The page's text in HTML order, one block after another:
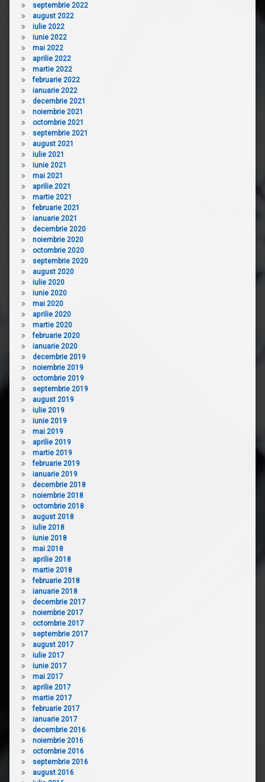
septembrie 2022
august 2022
iulie 2022
iunie 2022
mai 2022
aprilie 2022
martie 2022
februarie 2022
ianuarie 2022
decembrie 2021
noiembrie 2021
octombrie 2021
septembrie 2021
august 2021
iulie 2021
iunie 2021
mai 2021
aprilie 2021
martie 2021
februarie 2021
ianuarie 2021
decembrie 2020
noiembrie 2020
octombrie 2020
septembrie 2020
august 2020
iulie 2020
iunie 2020
mai 2020
aprilie 2020
martie 2020
februarie 2020
ianuarie 2020
decembrie 2019
noiembrie 2019
octombrie 2019
septembrie 2019
august 2019
iulie 2019
iunie 2019
mai 2019
aprilie 2019
martie 2019
februarie 2019
ianuarie 2019
decembrie 2018
noiembrie 2018
octombrie 2018
august 2018
iulie 2018
iunie 2018
mai 2018
aprilie 2018
martie 2018
februarie 2018
ianuarie 2018
decembrie 2017
noiembrie 2017
octombrie 2017
septembrie 2017
august 2017
iulie 2017
iunie 2017
mai 2017
aprilie 2017
martie 2017
februarie 2017
ianuarie 2017
decembrie 2016
noiembrie 2016
octombrie 2016
septembrie 2016
august 2016